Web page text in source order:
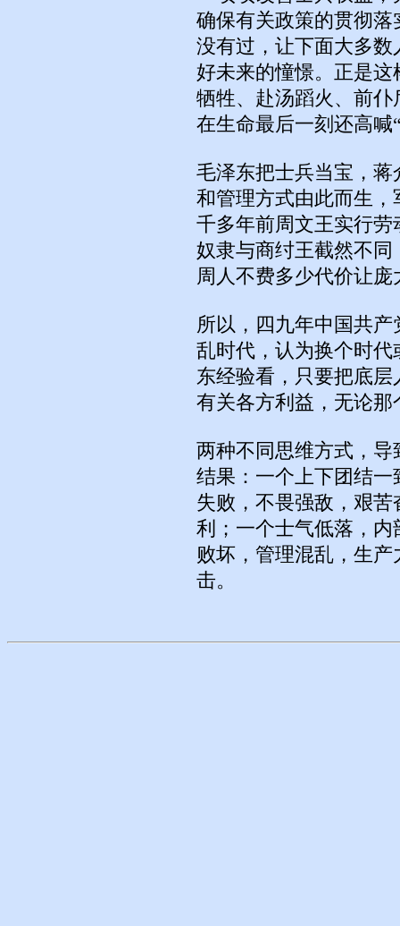
确保有关政策的贯彻
没有过，让下面大多
好未来的憧憬。正是
牺牲、赴汤蹈火、前
在生命最后一刻还高喊
毛泽东把士兵当宝，
和管理方式由此而生，
千多年前周文王实行
奴隶与商纣王截然不同
周人不费多少代价让
所以，四九年中国共
乱时代，认为换个时
东经验看，只要把底
有关各方利益，无论
两种不同思维方式，
结果：一个上下团结
失败，不畏强敌，艰
利；一个士气低落，
败坏，管理混乱，生
击。